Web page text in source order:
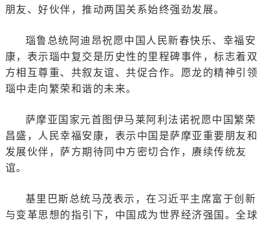
朋友、好伙伴，推动两国关系始终强劲发展。
瑙鲁总统阿迪昂祝愿中国人民新春快乐、幸福安
康，表示瑙中复交是历史性的里程碑事件，标志着双
方相互尊重、共叙友谊、共促合作。愿龙的精神引领
瑙中走向繁荣和谐的未来。
萨摩亚国家元首图伊马莱阿利法诺祝愿中国繁荣
昌盛，人民幸福安康，表示中国是萨摩亚重要朋友和
发展伙伴，萨方期待同中方密切合作，赓续传统友
谊。
基里巴斯总统马茂表示，在习近平主席富于创新
与变革思想的指引下，中国成为世界经济强国。全球